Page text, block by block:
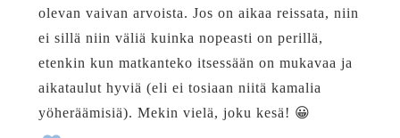
olevan vaivan arvoista. Jos on aikaa reissata, niin
ei sillä niin väliä kuinka nopeasti on perillä,
etenkin kun matkanteko itsessään on mukavaa ja
aikataulut hyviä (eli ei tosiaan niitä kamalia
yöheräämisiä). Mekin vielä, joku kesä! 😀